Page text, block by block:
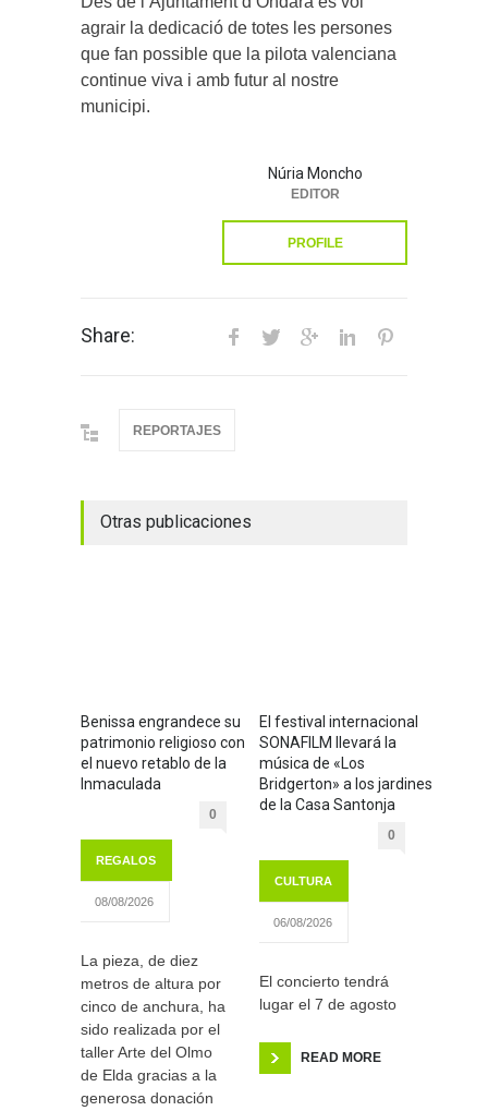
agrair la dedicació de totes les persones
que fan possible que la pilota valenciana
continue viva i amb futur al nostre
municipi.
Núria Moncho
EDITOR
PROFILE
Share:
REPORTAJES
Otras publicaciones
Benissa engrandece su
patrimonio religioso con
el nuevo retablo de la
Inmaculada
0
REGALOS
08/08/2026
La pieza, de diez
metros de altura por
cinco de anchura, ha
sido realizada por el
taller Arte del Olmo
de Elda gracias a la
generosa donación
El festival internacional
SONAFILM llevará la
música de «Los
Bridgerton» a los jardines
de la Casa Santonja
0
CULTURA
06/08/2026
El concierto tendrá
lugar el 7 de agosto
READ MORE